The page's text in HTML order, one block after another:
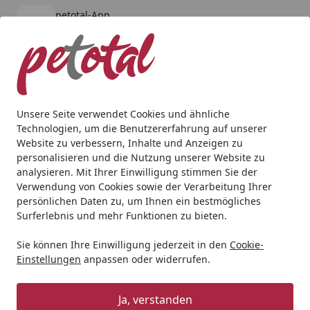
Unsere Seite verwendet Cookies und ähnliche
Technologien, um die Benutzererfahrung auf unserer
Website zu verbessern, Inhalte und Anzeigen zu
personalisieren und die Nutzung unserer Website zu
analysieren. Mit Ihrer Einwilligung stimmen Sie der
Verwendung von Cookies sowie der Verarbeitung Ihrer
persönlichen Daten zu, um Ihnen ein bestmögliches
Surferlebnis und mehr Funktionen zu bieten.
Sie können Ihre Einwilligung jederzeit in den Cookie-
Einstellungen anpassen oder widerrufen.
Ja, verstanden
petotal-App
kostenlos - Im App Store
Alle Produkte
Mein Konto
Suchen
Startseite
Katze Katzennassfutter Applaws Applaws 156g
Applaws 156g Katzennassfutter
BALD VERGRIFFEN